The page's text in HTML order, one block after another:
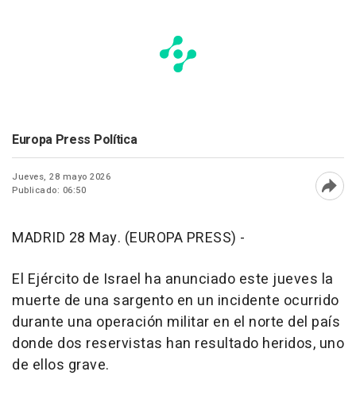
Europa Press Política
Jueves, 28 mayo 2026
Publicado: 06:50
MADRID 28 May. (EUROPA PRESS) -
El Ejército de Israel ha anunciado este jueves la
muerte de una sargento en un incidente ocurrido
durante una operación militar en el norte del país
donde dos reservistas han resultado heridos, uno
de ellos grave.